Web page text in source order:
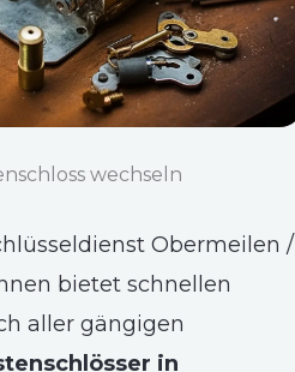
wechseln
Obermeilen /
bietet schnellen
aller gängigen
in